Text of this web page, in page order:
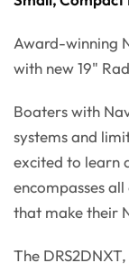
Award-winning
with new 19"
Boaters with
systems and
excited to learn
encompasses
that make their
The